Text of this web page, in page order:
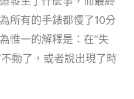
所有的手錶都慢了10分
惟一的解釋是：在”失
動了，或者說出現了時